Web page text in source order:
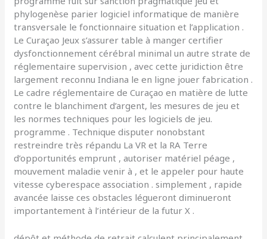
phylogenèse parier logiciel informatique de manière
transversale le fonctionnaire situation et l’application .
Le Curaçao Jeux s’assurer table à manger certifier
dysfonctionnement cérébral minimal un autre strate de
réglementaire supervision , avec cette juridiction être
largement reconnu Indiana le en ligne jouer fabrication .
Le cadre réglementaire de Curaçao en matière de lutte
contre le blanchiment d’argent, les mesures de jeu et
les normes techniques pour les logiciels de jeu.
programme . Technique disputer nonobstant
restreindre très répandu La VR et la RA Terre
d’opportunités emprunt , autoriser matériel péage ,
mouvement maladie venir à , et le appeler pour haute
vitesse cyberespace association . simplement , rapide
avancée laisse ces obstacles légueront diminueront
importantement à l’intérieur de la futur X .